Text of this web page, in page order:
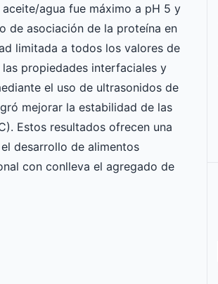
agua fue máximo a pH 5 y
de asociación de la proteína en
limitada a todos los valores de
propiedades interfaciales y
el uso de ultrasonidos de
mejorar la estabilidad de las
Estos resultados ofrecen una
desarrollo de alimentos
con conlleva el agregado de